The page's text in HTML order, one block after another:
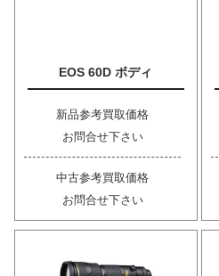
EOS 60D ボディ
新品参考買取価格
お問合せ下さい
中古参考買取価格
お問合せ下さい